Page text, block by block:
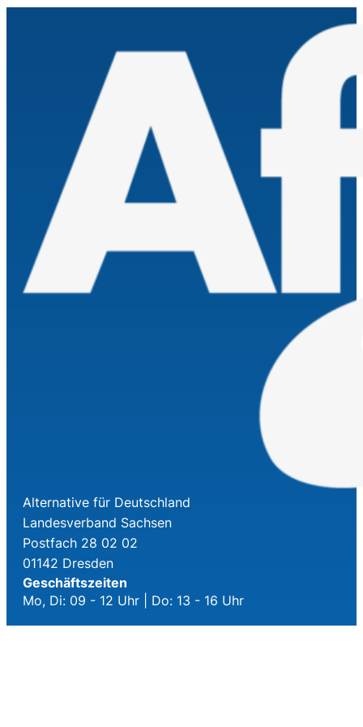
Alternative für Deutschland
Landesverband Sachsen
Postfach 28 02 02
01142 Dresden
Geschäftszeiten
Mo, Di: 09 - 12 Uhr | Do: 13 - 16 Uhr